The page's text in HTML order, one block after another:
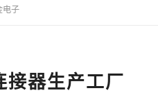
电子
器生产工厂